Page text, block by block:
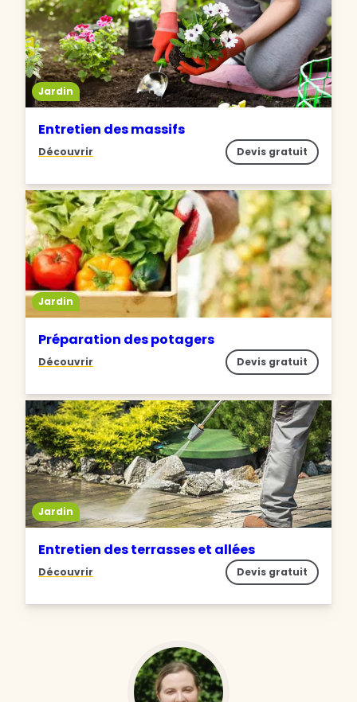
Jardin
Entretien des massifs
Découvrir Devis gratuit
Jardin
Préparation des potagers
Découvrir Devis gratuit
Jardin
Entretien des terrasses et allées
Découvrir Devis gratuit